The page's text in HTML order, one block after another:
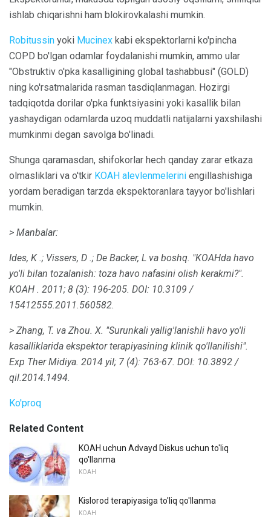
ishlab chiqarishni ham blokirovkalashi mumkin.
Robitussin yoki Mucinex kabi ekspektorlarni ko'pincha
COPD bo'lgan odamlar foydalanishi mumkin, ammo ular
"Obstruktiv o'pka kasalligining global tashabbusi" (GOLD)
ning ko'rsatmalarida rasman tasdiqlanmagan. Hozirgi
tadqiqotda dorilar o'pka funktsiyasini yoki kasallik bilan
yashaydigan odamlarda uzoq muddatli natijalarni yaxshilashi
mumkinmi degan savolga bo'linadi.
Shunga qaramasdan, shifokorlar hech qanday zarar etkaza
olmasliklari va o'tkir KOAH alevlenmelerini engillashishiga
yordam beradigan tarzda ekspektoranlara tayyor bo'lishlari
mumkin.
> Manbalar:
Ides, K .; Vissers, D .; De Backer, L va boshq. "KOAHda havo
yo'li bilan tozalanish: toza havo nafasini olish kerakmi?".
KOAH . 2011; 8 (3): 196-205. DOI: 10.3109 /
15412555.2011.560582.
> Zhang, T. va Zhou. X. "Surunkali yallig'lanishli havo yo'li
kasalliklarida ekspektor terapiyasining klinik qo'llanilishi".
Exp Ther Midiya. 2014 yil; 7 (4): 763-67. DOI: 10.3892 /
qil.2014.1494.
Ko'proq
Related Content
KOAH uchun Advayd Diskus uchun to'liq
qo'llanma
KOAH
Kislorod terapiyasiga to'liq qo'llanma
KOAH